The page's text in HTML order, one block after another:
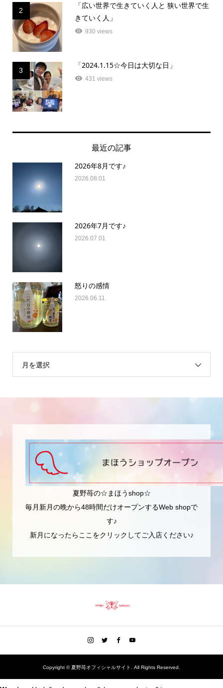
2
「広い世界で生きていく人と 狭い世界で生
きていく人」
930 views
3
「2024.1.15☆今日は大切な日」
431 views
最近の記事
2026年8月です♪
2026.08.01
2026年7月です♪
2026.07.01
怒りの感情
2026.06.11
月を選択
夏野苺の☆まほうshop☆
毎月新月の晩から48時間だけオープンするWeb shopで
す♪
新月になったらここをクリックしてご入店ください♪
Copyright ©夏野苺オフィシャルサイト. All Rights Reserved.